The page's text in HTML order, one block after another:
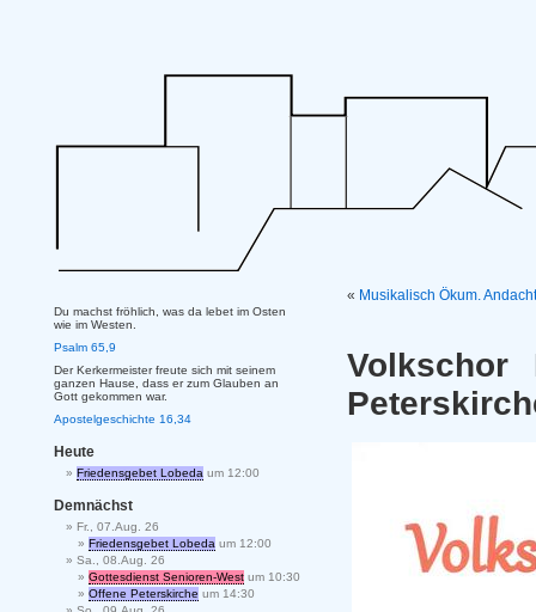
« Musikalisch Ökum.
Volkschor
Du machst fröhlich, was da lebet im Osten
wie im Westen.
Psalm 65,9
Der Kerkermeister freute sich mit seinem
ganzen Hause, dass er zum Glauben an
Gott gekommen war.
Apostelgeschichte 16,34
Heute
Friedensgebet Lobeda um 12:00
Demnächst
Fr., 07.Aug. 26
Friedensgebet Lobeda um 12:00
Sa., 08.Aug. 26
Gottesdienst Senioren-West um 10:30
Offene Peterskirche um 14:30